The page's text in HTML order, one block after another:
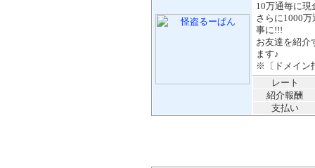
10万通毎に現
さらに1000
事に!!!
お友達を紹介
ます♪
※〔ドメイン
レート
紹介報酬
支払い